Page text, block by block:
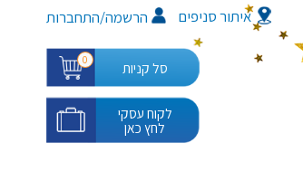
איתור סניפים הרשמה/התחברות
סל קניות 0
לקוח עסקי
לחץ כאן